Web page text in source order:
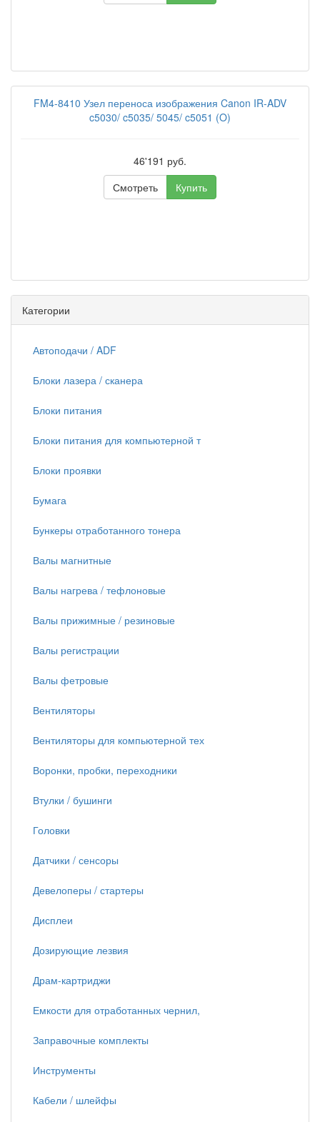
FM4-8410 Узел переноса изображения Canon IR-ADV
c5030/ c5035/ 5045/ c5051 (O)
46'191 руб.
Смотреть
Купить
Категории
Автоподачи / ADF
Блоки лазера / сканера
Блоки питания
Блоки питания для компьютерной т
Блоки проявки
Бумага
Бункеры отработанного тонера
Валы магнитные
Валы нагрева / тефлоновые
Валы прижимные / резиновые
Валы регистрации
Валы фетровые
Вентиляторы
Вентиляторы для компьютерной тех
Воронки, пробки, переходники
Втулки / бушинги
Головки
Датчики / сенсоры
Девелоперы / стартеры
Дисплеи
Дозирующие лезвия
Драм-картриджи
Емкости для отработанных чернил,
Заправочные комплекты
Инструменты
Кабели / шлейфы